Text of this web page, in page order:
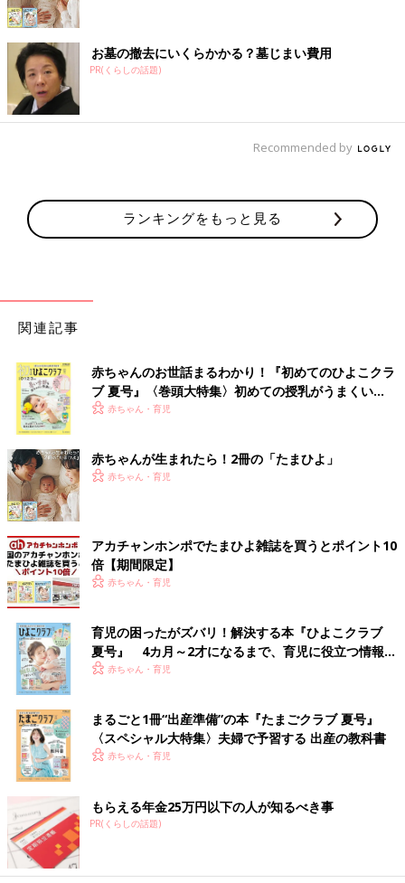
お墓の撤去にいくらかかる？墓じまい費用
PR(くらしの話題)
Recommended by
ランキングをもっと見る
関連記事
赤ちゃんのお世話まるわかり！『初めてのひよこクラ
ブ 夏号』〈巻頭大特集〉初めての授乳がうまくい
く！ おっぱい・ミルクの基本と夏のトラブル 解決テ
赤ちゃん・育児
赤ちゃんが生まれたら！2冊の「たまひよ」
赤ちゃん・育児
アカチャンホンポでたまひよ雑誌を買うとポイント10
倍【期間限定】
赤ちゃん・育児
育児の困ったがズバリ！解決する本『ひよこクラブ
夏号』 4カ月～2才になるまで、育児に役立つ情報が
いっぱい！
赤ちゃん・育児
まるごと1冊“出産準備”の本『たまごクラブ 夏号』
〈スペシャル大特集〉夫婦で予習する 出産の教科書
赤ちゃん・育児
もらえる年金25万円以下の人が知るべき事
PR(くらしの話題)